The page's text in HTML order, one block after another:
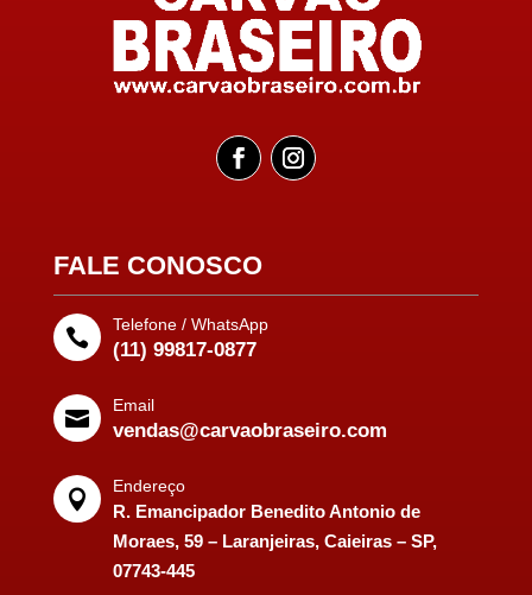
FALE CONOSCO

Telefone / WhatsApp
(11) 99817-0877

Email
vendas@carvaobraseiro.com

Endereço
R. Emancipador Benedito Antonio de
Moraes, 59 – Laranjeiras, Caieiras – SP,
07743-445